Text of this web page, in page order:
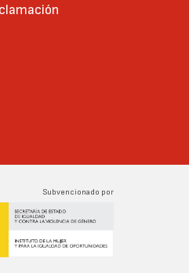
Subvencionado por